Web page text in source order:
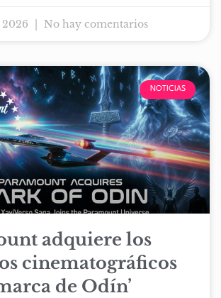
2026 No hay comentarios
NOTICIAS
adquiere los
cinematográficos
de Odín’